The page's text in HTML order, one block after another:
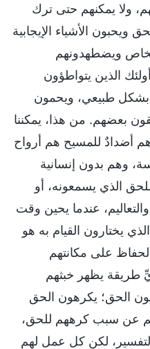
ولا يمكنهم حتى ترك
الأشياء الإيجابية
ويضطهدونهم
الذين يتواطؤون
طبيعي، ويحمون
بعضهم. من هذا، يمكننا
أضدادٌ للمسيح هم أرواح
وهم بدون إنسانية
الذي يسمعونه، أو
عندما يحين وقت
يختارون القيام به هو
على مكانتهم
طريقة يظهر خبثهم
الحق؛ يكرهون الحق
عن سبب كرههم للحق،
لكن كل عمل لهم